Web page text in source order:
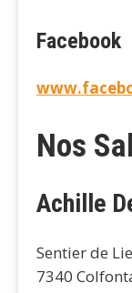
Facebook
Nos
Achille
Sentier de
7340